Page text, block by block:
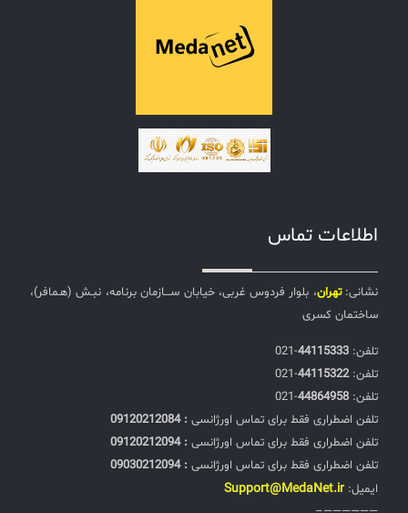
اطلاعات تماس
نشانی:تهران، بلوار فردوس غربی، خیابان ســـازمان برنامه، نبـش (هـمافر)،
ساختمان کسری
تلفن:‌ 44115333
-021
تلفن:‌44115322
-021
تلفن:‌ 44864958
-021
تلفن اضطراری فقط برای تماس اورژانسی : 09120212084
تلفن اضطراری فقط برای تماس اورژانسی : 09120212094
تلفن اضطراری فقط برای تماس اورژانسی : 09030212094
ایمیل: Support@MedaNet.ir